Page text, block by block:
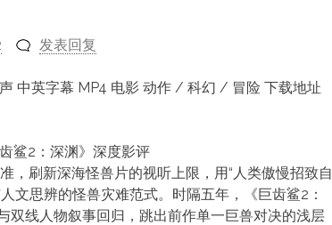
发表回复
中英字幕 MP4 电影 动作 / 科幻 / 冒险 下载地址
鲨2：深渊》深度影评
，刷新深海怪兽片的视听上限，用“人类傲慢招致自
文思辨的怪兽灾难范式。时隔五年，《巨齿鲨2：
双线人物叙事回归，跳出前作单一巨兽对决的浅层